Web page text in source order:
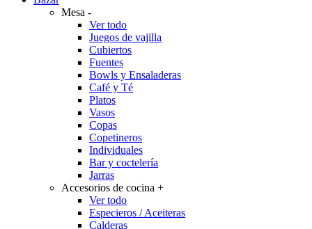
Mesa -
Ver todo
Juegos de vajilla
Cubiertos
Fuentes
Bowls y Ensaladeras
Café y Té
Platos
Vasos
Copas
Copetineros
Individuales
Bar y coctelería
Jarras
Accesorios de cocina +
Ver todo
Especieros / Aceiteras
Calderas